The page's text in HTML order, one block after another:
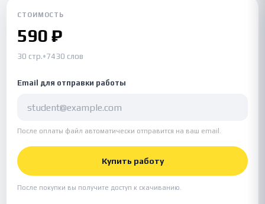
СТОИМОСТЬ
590 ₽
30 стр.•7430 слов
Email для отправки работы
После оплаты файл автоматически отправится на ваш email.
Купить работу
После покупки вы получите доступ к скачиванию.